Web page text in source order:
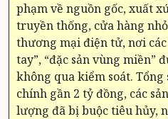
phạm về nguồn gốc, xuất
truyền thống, cửa hàng
thương mại điện tử, nơi
tay”, “đặc sản vùng miền”
không qua kiểm soát.
chính gần 2 tỷ đồng, các
lượng đã bị buộc tiêu hủy,